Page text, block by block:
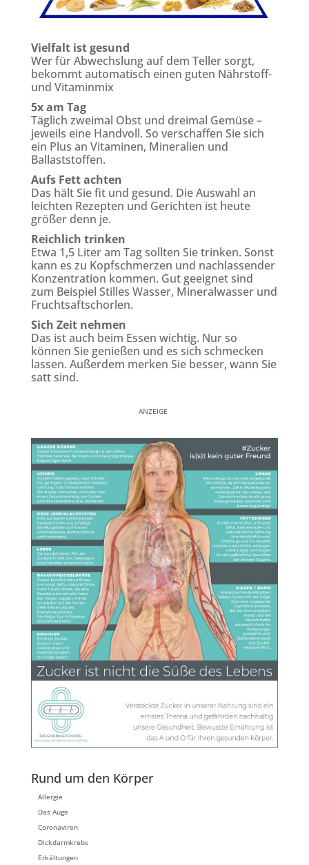
Vielfalt ist gesund
Wer für Abwechslung auf dem Teller sorgt,
bekommt automatisch einen guten Nährstoff-
und Vitaminmix
5x am Tag
Täglich zweimal Obst und dreimal Gemüse –
jeweils eine Handvoll. So verschaffen Sie sich
ein Plus an Vitaminen, Mineralien und
Ballaststoffen.
Aufs Fett achten
Das hält Sie fit und gesund. Die Auswahl an
leichten Rezepten und Gerichten ist heute
größer denn je.
Reichlich trinken
Etwa 1,5 Liter am Tag sollten Sie trinken. Sonst
kann es zu Kopfschmerzen und nachlassender
Konzentration kommen. Gut geeignet sind
zum Beispiel Stilles Wasser, Mineralwasser und
Fruchtsaftschorlen.
Sich Zeit nehmen
Das ist auch beim Essen wichtig. Nur so
können Sie genießen und es sich schmecken
lassen. Außerdem merken Sie besser, wann Sie
satt sind.
ANZEIGE
Rund um den Körper
Allergie
Das Auge
Coronaviren
Dickdarmkrebs
Erkältungen